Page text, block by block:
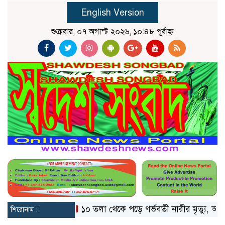
English Version
শুক্রবার, ০৭ অগাস্ট ২০২৬, ১০:৪৮ পূর্বাহ্ন
শিরোনাম :
মিয়ানমার ১০ তলা থেকে পড়ে গর্ভবতী নারীর মৃত্যু,